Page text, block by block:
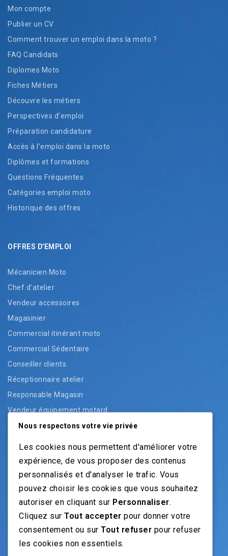
Mon compte
Publier un CV
Comment trouver un emploi dans la moto ?
FAQ Candidats
Diplomes Moto
Fiches Métiers
Découvre les métiers
Perspectives d’emploi
Préparation candidature
Accès à l’emploi dans la moto
Diplômes et formations
Questions Fréquentes
Catégories emploi moto
Historique des offres
OFFRES D’EMPLOI
Mécanicien Moto
Chef d’atelier
Vendeur accessoires
Magasinier
Commercial itinérant moto
Commercial Sédentaire
Conseiller clients
Réceptionnaire atelier
Responsable Magasin
Vendeur équipement motard
Vendeur pièces
Vendeur véhicules occasion
NOS GUIDES
Recrutement moto: Le guide pour recruteurs
Recrutement mécanicien moto
Nous respectons votre vie privée
Les cookies nous permettent d'améliorer votre
expérience, de vous proposer des contenus
personnalisés et d'analyser le trafic. Vous
pouvez choisir les cookies que vous souhaitez
autoriser en cliquant sur Personnaliser.
Cliquez sur Tout accepter pour donner votre
consentement ou sur Tout refuser pour refuser
les cookies non essentiels.